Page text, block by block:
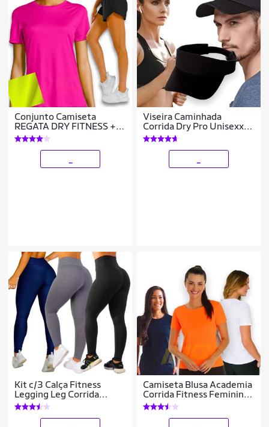
Conjunto Camiseta
REGATA DRY FITNESS +
Short TACTEL FEMININO
Academia Yoga Corrida
PLT 589
Viseira Caminhada
Corrida Dry Pro Unisexx
255
Kit c/3 Calça Fitness
Legging Leg Corrida
Treino Casual NEUTRA
132
Camiseta Blusa Academia
Corrida Fitness Feminina
POLIAMIDA LISA 218